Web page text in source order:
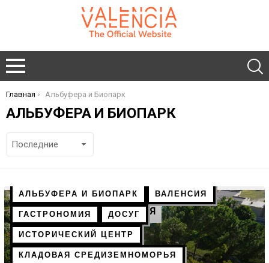
You are here:
Главная Альбуфера и Биопарк
АЛЬБУФЕРА И БИОПАРК
ПОСЛЕДНЯЯ ПУБЛИКАЦИЯ
АЛЬБУФЕРА И БИОПАРК ВАЛЕНСИЯ
ГАСТРОНОМИЯ ДОСУГ
ИСТОРИЧЕСКИЙ ЦЕНТР
КЛАДОВАЯ СРЕДИЗЕМНОМОРЬЯ